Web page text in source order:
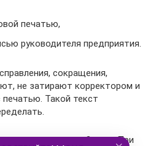
печатью,
руководителя предприятия.
сокращения,
не затирают корректором и
Такой текст
документа — 3 года. При